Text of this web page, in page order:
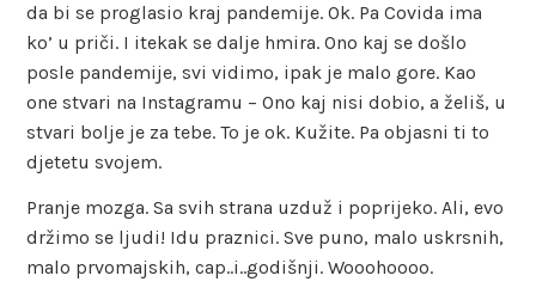
da bi se proglasio kraj pandemije. Ok. Pa Covida ima
ko’ u priči. I itekak se dalje hmira. Ono kaj se došlo
posle pandemije, svi vidimo, ipak je malo gore. Kao
one stvari na Instagramu – Ono kaj nisi dobio, a želiš, u
stvari bolje je za tebe. To je ok. Kužite. Pa objasni ti to
djetetu svojem.
Pranje mozga. Sa svih strana uzduž i poprijeko. Ali, evo
držimo se ljudi! Idu praznici. Sve puno, malo uskrsnih,
malo prvomajskih, cap..i..godišnji. Wooohoooo.